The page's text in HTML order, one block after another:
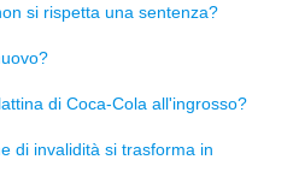
si rispetta una sentenza?
di Coca-Cola all'ingrosso?
di invalidità si trasforma in